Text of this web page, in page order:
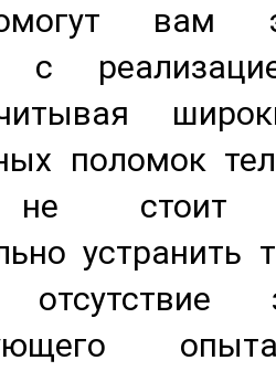
вам
с
поломок
не стоит
устранить